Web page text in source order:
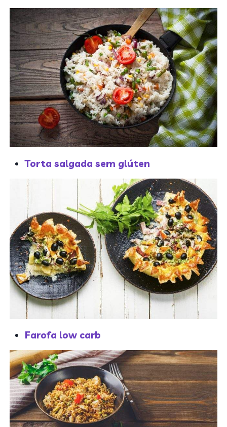
Torta salgada sem glúten
Farofa low carb